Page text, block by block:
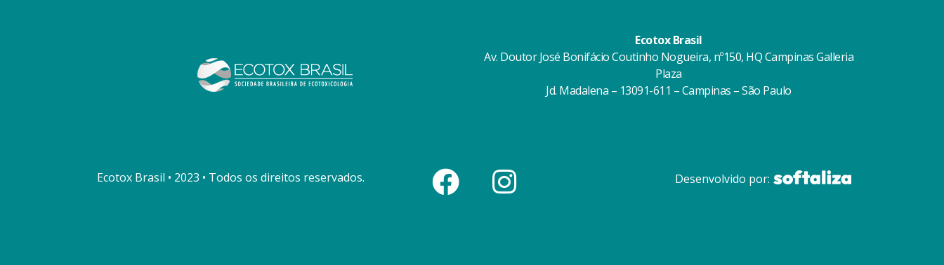
Ecotox Brasil
Av. Doutor José Bonifácio Coutinho Nogueira, nº150, HQ Campinas Galleria
Plaza
Jd. Madalena – 13091-611 – Campinas – São Paulo
Ecotox Brasil • 2023 • Todos os direitos reservados. Desenvolvido por: